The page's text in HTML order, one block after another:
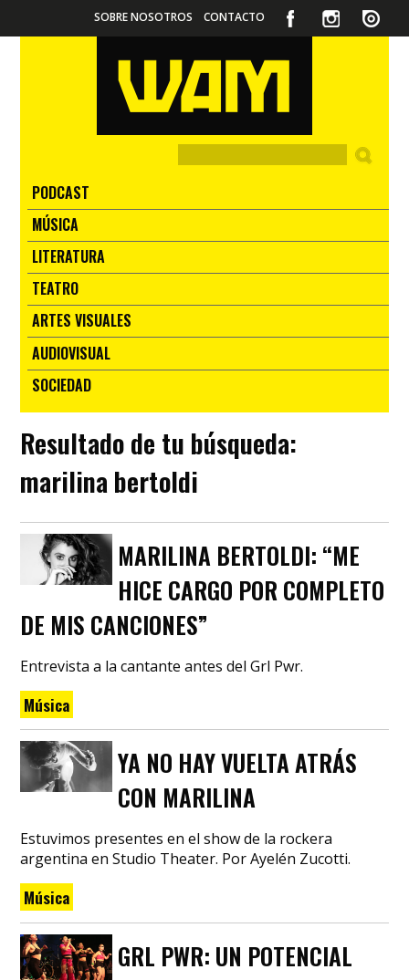
SOBRE NOSOTROS CONTACTO
PODCAST
MÚSICA
LITERATURA
TEATRO
ARTES VISUALES
AUDIOVISUAL
SOCIEDAD
Resultado de tu búsqueda:
marilina bertoldi
MARILINA BERTOLDI: “ME
HICE CARGO POR COMPLETO
DE MIS CANCIONES”
Entrevista a la cantante antes del Grl Pwr.
Música
YA NO HAY VUELTA ATRÁS
CON MARILINA
Estuvimos presentes en el show de la rockera
argentina en Studio Theater. Por Ayelén Zucotti.
Música
GRL PWR: UN POTENCIAL